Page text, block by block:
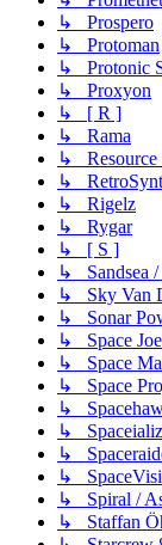
↳ Prospero
↳ Protoman
↳ Protonic
↳ Proxyon
↳ [ R ]
↳ Rama
↳ Resource
↳
↳ Rigelz
↳ Rygar
↳ [ S ]
↳ Sandsea /
↳ Sky Van
↳ Sonar
↳ Space Joe
↳ Space
↳ Space
↳
↳
↳
↳
↳ Spiral /
↳ Staffan